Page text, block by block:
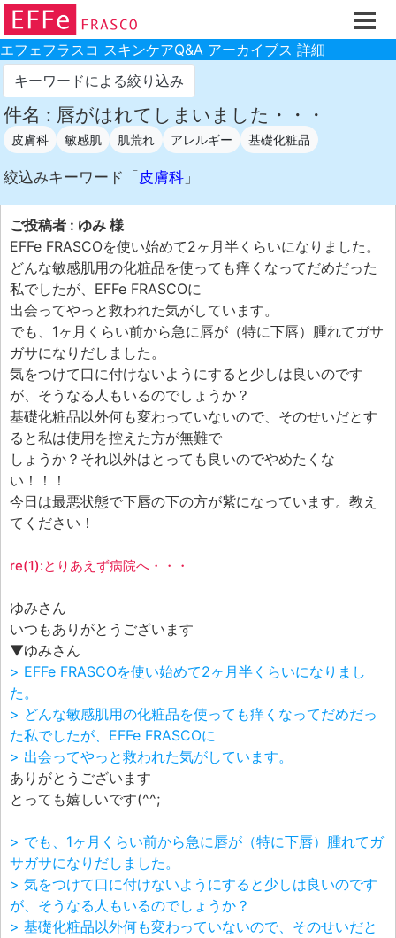
ホーム
ご注文フォーム
初回割引
製品のご案内
お買い物ガイド
スキンケアQ&Aアーカイブス
製品レビュー
スキンケア基礎講座
コスメ辞典 化粧品成分検索
ご購入履歴
ご登録情報
ご紹介(アフェリエイト)制度
エフェ研究所について
お問い合わせフォーム
エフェフラスコ スキンケアQ&A アーカイブス 詳細
キーワードによる絞り込み
件名 : 唇がはれてしまいました・・・
皮膚科 敏感肌 肌荒れ アレルギー 基礎化粧品
絞込みキーワード「 皮膚科 」
ご投稿者 : ゆみ 様
EFFe FRASCOを使い始めて2ヶ月半くらいになりました。
どんな敏感肌用の化粧品を使っても痒くなってだめだった
私でしたが、EFFe FRASCOに
出会ってやっと救われた気がしています。
でも、1ヶ月くらい前から急に唇が（特に下唇）腫れてガサ
ガサになりだしました。
気をつけて口に付けないようにすると少しは良いのです
が、そうなる人もいるのでしょうか？
基礎化粧品以外何も変わっていないので、そのせいだとす
ると私は使用を控えた方が無難で
しょうか？それ以外はとっても良いのでやめたくな
い！！！
今日は最悪状態で下唇の下の方が紫になっています。教え
てください！
re(1):とりあえず病院へ・・・
ゆみさん
いつもありがとうございます
▼ゆみさん
> EFFe FRASCOを使い始めて2ヶ月半くらいになりまし
た。
> どんな敏感肌用の化粧品を使っても痒くなってだめだっ
た私でしたが、EFFe FRASCOに
> 出会ってやっと救われた気がしています。
ありがとうございます
とっても嬉しいです(^^;
> でも、1ヶ月くらい前から急に唇が（特に下唇）腫れてガ
サガサになりだしました。
> 気をつけて口に付けないようにすると少しは良いのです
が、そうなる人もいるのでしょうか？
> 基礎化粧品以外何も変わっていないので、そのせいだと